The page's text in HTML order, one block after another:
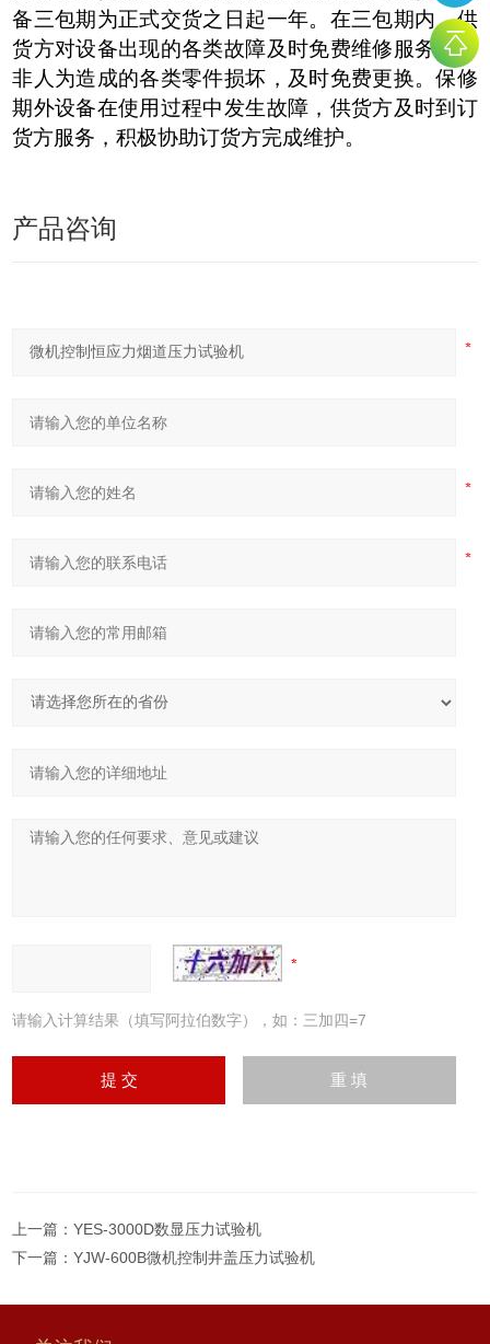
备三包期为正式交货之日起一年。在三包期内，供
货方对设备出现的各类故障及时免费维修服务。对
非人为造成的各类零件损坏，及时免费更换。保修
期外设备在使用过程中发生故障，供货方及时到订
货方服务，积极协助订货方完成维护。
产品咨询
请输入计算结果（填写阿拉伯数字），如：三加四=7
上一篇：YES-3000D数显压力试验机
下一篇：YJW-600B微机控制井盖压力试验机